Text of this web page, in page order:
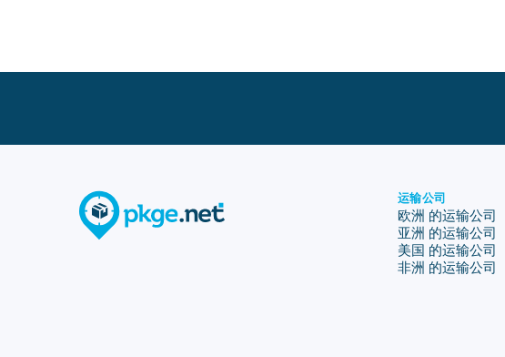
运输公司
欧洲 的运输公司
亚洲 的运输公司
美国 的运输公司
非洲 的运输公司